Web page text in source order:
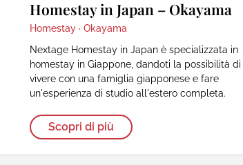
Homestay in Japan – Okayama
Homestay · Okayama
Nextage Homestay in Japan è specializzata in
homestay in Giappone, dandoti la possibilità di
vivere con una famiglia giapponese e fare
un'esperienza di studio all'estero completa.
Scopri di più